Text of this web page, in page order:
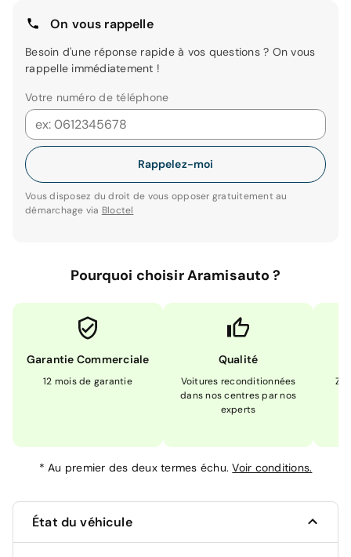
On vous rappelle
Besoin d'une réponse rapide à vos questions ? On vous
rappelle immédiatement !
Votre numéro de téléphone
Rappelez-moi
Vous disposez du droit de vous opposer gratuitement au
démarchage via Bloctel
Pourquoi choisir Aramisauto ?
Garantie Commerciale
12 mois de garantie
Qualité
Voitures reconditionnées
dans nos centres par nos
experts
*Au premier des deux termes échu.Voir conditions.
État du véhicule